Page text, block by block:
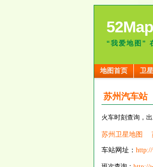
“我爱地图”
地图首页 卫
苏州汽车站
火车时刻查询，
苏州卫星地图
车站网址：